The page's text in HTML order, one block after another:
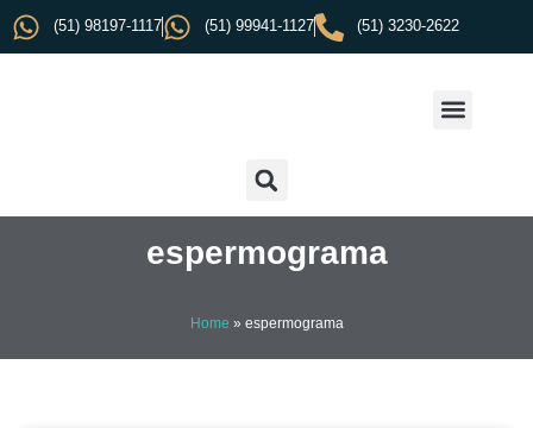
(51) 98197-1117 (51) 99941-1127 (51) 3230-2622
espermograma
Home » espermograma